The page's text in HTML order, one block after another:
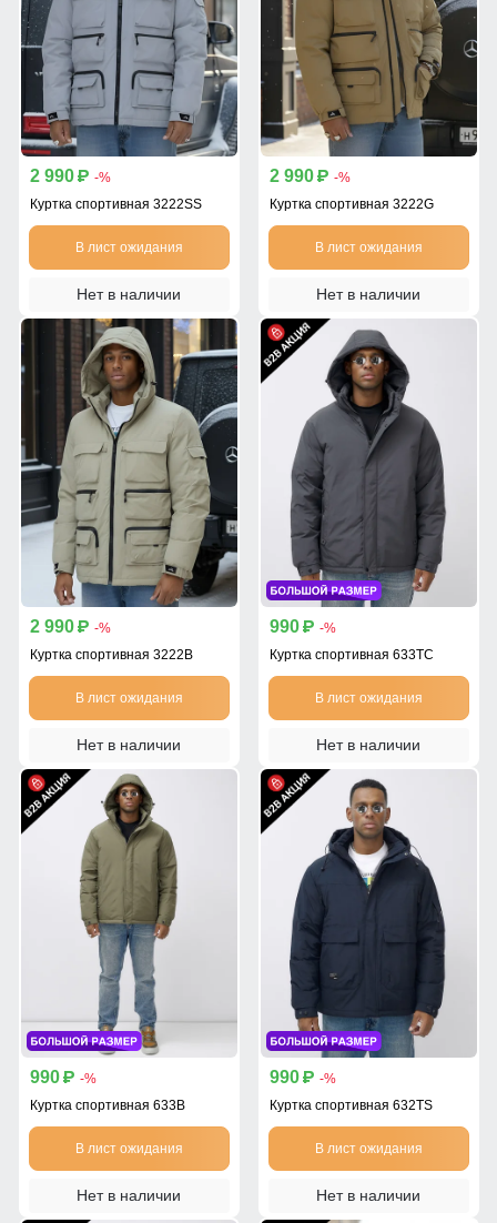
2 990 p -%
Куртка спортивная 3222SS
В лист ожидания
Нет в наличии
2 990 p -%
Куртка спортивная 3222G
В лист ожидания
Нет в наличии
2 990 p -%
Куртка спортивная 3222B
В лист ожидания
Нет в наличии
990 p -%
Куртка спортивная 633TC
В лист ожидания
Нет в наличии
990 p -%
Куртка спортивная 633B
В лист ожидания
Нет в наличии
990 p -%
Куртка спортивная 632TS
В лист ожидания
Нет в наличии